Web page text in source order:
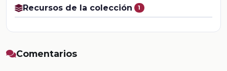
Recursos de la colección 1
Comentarios